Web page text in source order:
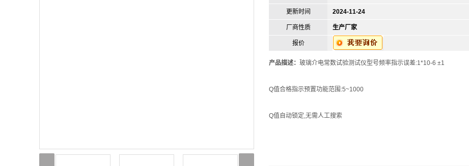
更新时间 2024-11-24
厂商性质 生产厂家
报价
产品描述：玻璃介电常数试验测试仪型号频率指示误差:1*10-6 ±1
Q值合格指示预置功能范围:5~1000
Q值自动锁定,无需人工搜索